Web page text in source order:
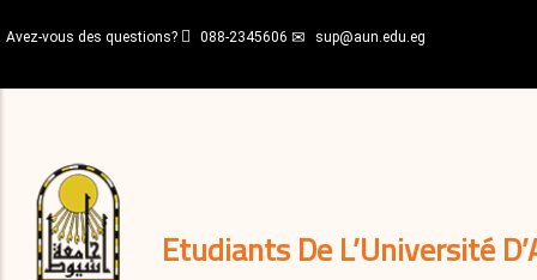
au
principal
Avez-vous des questions? 088-2345606 sup@aun.edu.eg
Etudiants De L’Université
décisions
Expatriés
Journal